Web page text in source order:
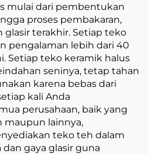
mulai dari pembentukan
proses pembakaran,
glasir terakhir. Setiap teko
pengalaman lebih dari 40
Setiap teko keramik halus
seninya, tetap tahan
karena bebas dari
kali Anda
perusahaan, baik yang
maupun lainnya,
teko teh dalam
gaya glasir guna